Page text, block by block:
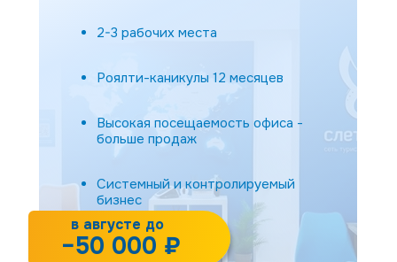
решениях
2-3 рабочих места
Роялти-каникулы 12 месяцев
Высокая посещаемость офиса -
больше продаж
Системный и контролируемый
бизнес
−50 000 ₽
в августе до